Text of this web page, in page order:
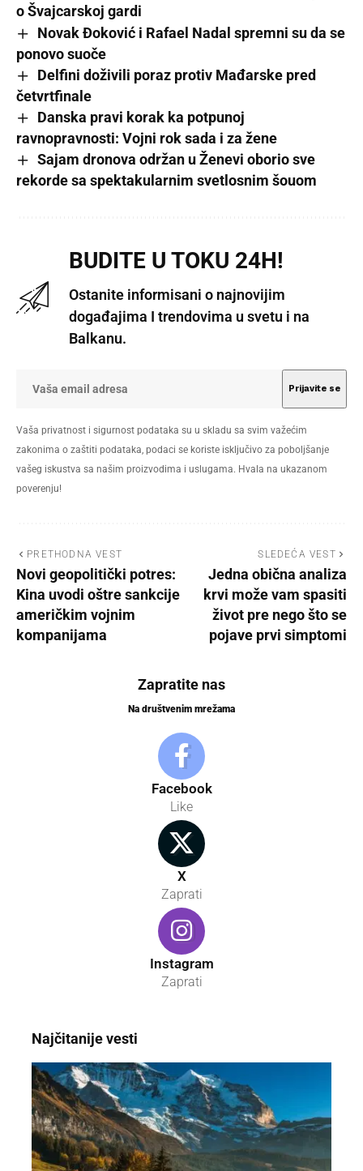
o Švajcarskoj gardi
Novak Đoković i Rafael Nadal spremni su da se
ponovo suoče
Delfini doživili poraz protiv Mađarske pred
četvrtfinale
Danska pravi korak ka potpunoj
ravnopravnosti: Vojni rok sada i za žene
Sajam dronova održan u Ženevi oborio sve
rekorde sa spektakularnim svetlosnim šouom
BUDITE U TOKU 24H!
Ostanite informisani o najnovijim
događajima I trendovima u svetu i na
Balkanu.
Vaša privatnost i sigurnost podataka su u skladu sa svim važećim
zakonima o zaštiti podataka, podaci se koriste isključivo za poboljšanje
vašeg iskustva sa našim proizvodima i uslugama. Hvala na ukazanom
poverenju!
PRETHODNA VEST
Novi geopolitički potres:
Kina uvodi oštre sankcije
američkim vojnim
kompanijama
SLEDEĆA VEST
Jedna obična analiza
krvi može vam spasiti
život pre nego što se
pojave prvi simptomi
Zapratite nas
Na društvenim mrežama
Facebook
Like
X
Zaprati
Instagram
Zaprati
Najčitanije vesti